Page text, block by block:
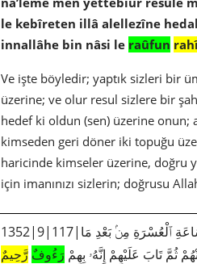
le kebîreten illâ alellezîne
innallâhe bin nâsi le raûfun
Ve işte böyledir; yaptık sizleri bir
üzerine; ve olur resul sizlere bir
hedef ki oldun (sen) üzerine onun;
kimseden geri döner iki topuğu
haricinde kimseler üzerine, doğru
için imanınızı sizlerin; doğrusu
1352|9|117|لَّقَد تَّابَ ٱللَّهُ عَلَى ٱلنَّبِىِّ وَٱلْمُهَٰجِرِينَ وَٱلْأَنصَارِ ٱلَّذِينَ ٱتَّبَعُوهُ فِى سَاعَةِ ٱلْعُسْرَةِ مِنۢ بَعْدِ مَا
ثُمَّ تَابَ عَلَيْهِمْ إِنَّهُۥ بِهِمْ رَءُوفٌ رَّحِيمٌ